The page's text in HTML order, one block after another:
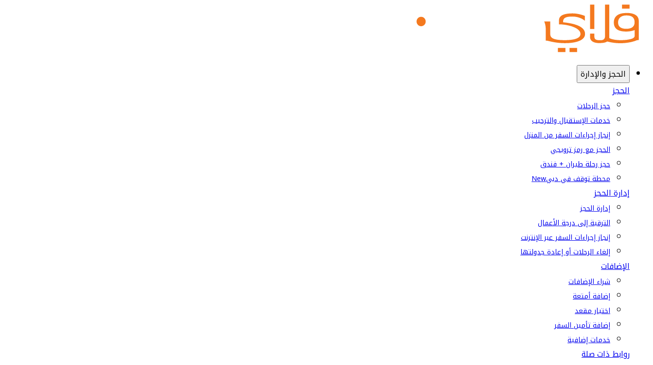
الحجز والإدارة
الحجز
حجز الرحلات
خدمات الإستقبال والترحيب
إنجاز إجراءات السفر من المنزل
الحجز مع رمز ترويجي
حجز رحلة طيران + فندق
محطة توقف في دبيNew
إدارة الحجز
إدارة الحجز
الترقية إلى درجة الأعمال
إنجاز إجراءات السفر عبر الإنترنت
إلغاء الرحلات أو إعادة جدولتها
الإضافات
شراء الإضافات
إضافة أمتعة
اختيار مقعد
إضافة تأمين السفر
خدمات إضافية
روابط ذات صلة